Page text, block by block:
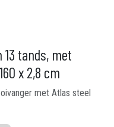
13 tands, met
x 2,8 cm
met Atlas steel